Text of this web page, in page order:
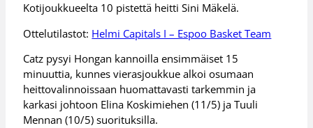
Kotijoukkueelta 10 pistettä heitti Sini Mäkelä.
Ottelutilastot: Helmi Capitals I – Espoo Basket Team
Catz pysyi Hongan kannoilla ensimmäiset 15
minuuttia, kunnes vierasjoukkue alkoi osumaan
heittovalinnoissaan huomattavasti tarkemmin ja
karkasi johtoon Elina Koskimiehen (11/5) ja Tuuli
Mennan (10/5) suorituksilla.